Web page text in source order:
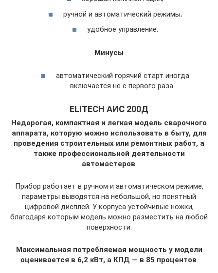
ручной и автоматический режимы;
удобное управление.
Минусы
автоматический горячий старт иногда
включается не с первого раза.
ELITECH АИС 200Д
Недорогая, компактная и легкая модель сварочного
аппарата, которую можно использовать в быту, для
проведения строительных или ремонтных работ, а
также профессиональной деятельности
автомастеров.
Прибор работает в ручном и автоматическом режиме,
параметры выводятся на небольшой, но понятный
цифровой дисплей. У корпуса устойчивые ножки,
благодаря которым модель можно разместить на любой
поверхности.
Максимальная потребляемая мощность у модели
оценивается в 6,2 кВт, а КПД — в 85 процентов.